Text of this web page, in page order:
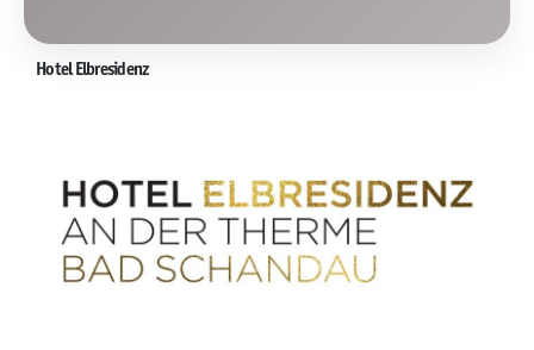
Hotel Elbresidenz